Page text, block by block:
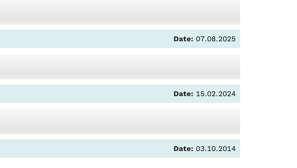
Date: 07.08.2025
Date: 15.02.2024
Date: 03.10.2014